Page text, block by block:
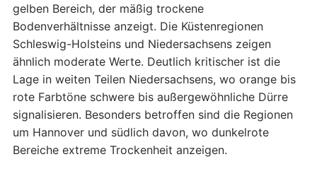
gelben Bereich, der mäßig trockene
Bodenverhältnisse anzeigt. Die Küstenregionen
Schleswig-Holsteins und Niedersachsens zeigen
ähnlich moderate Werte. Deutlich kritischer ist die
Lage in weiten Teilen Niedersachsens, wo orange bis
rote Farbtöne schwere bis außergewöhnliche Dürre
signalisieren. Besonders betroffen sind die Regionen
um Hannover und südlich davon, wo dunkelrote
Bereiche extreme Trockenheit anzeigen.